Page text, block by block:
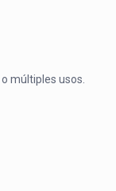
múltiples usos.